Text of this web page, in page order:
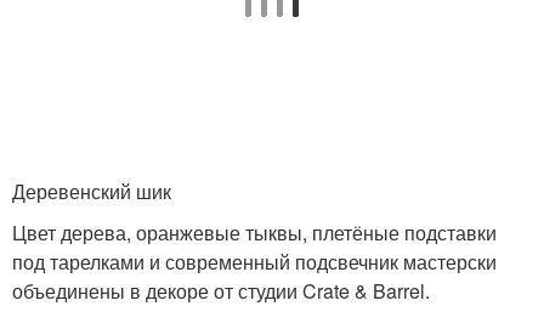
Деревенский шик
Цвет дерева, оранжевые тыквы, плетёные подставки
под тарелками и современный подсвечник мастерски
объединены в декоре от студии Crate & Barrel.